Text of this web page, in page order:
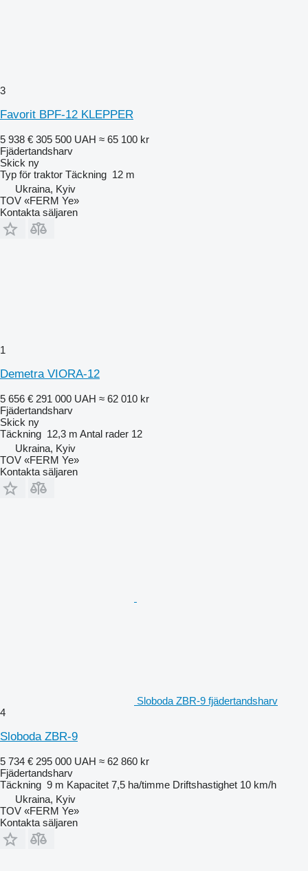
3
Favorit BPF-12 KLEPPER
5 938 € 305 500 UAH ≈ 65 100 kr
Fjädertandsharv
Skick ny
Typ för traktor Täckning 12 m
Ukraina, Kyiv
TOV «FERM Ye»
Kontakta säljaren
1
Demetra VIORA-12
5 656 € 291 000 UAH ≈ 62 010 kr
Fjädertandsharv
Skick ny
Täckning 12,3 m Antal rader 12
Ukraina, Kyiv
TOV «FERM Ye»
Kontakta säljaren
Sloboda ZBR-9 fjädertandsharv
4
Sloboda ZBR-9
5 734 € 295 000 UAH ≈ 62 860 kr
Fjädertandsharv
Täckning 9 m Kapacitet 7,5 ha/timme Driftshastighet 10 km/h
Ukraina, Kyiv
TOV «FERM Ye»
Kontakta säljaren